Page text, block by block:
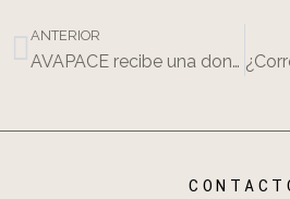
ANTERIOR
AVAPACE recibe una donación de la Fundación Inocente, Inocente